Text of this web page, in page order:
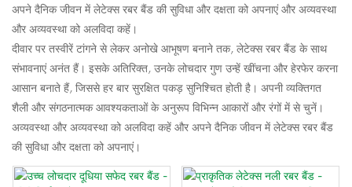
अपने दैनिक जीवन में लेटेक्स रबर बैंड की सुविधा और दक्षता को अपनाएं और अव्यवस्था
और अव्यवस्था को अलविदा कहें।
दीवार पर तस्वीरें टांगने से लेकर अनोखे आभूषण बनाने तक, लेटेक्स रबर बैंड के साथ
संभावनाएं अनंत हैं। इसके अतिरिक्त, उनके लोचदार गुण उन्हें खींचना और हेरफेर करना
आसान बनाते हैं, जिससे हर बार सुरक्षित पकड़ सुनिश्चित होती है। अपनी व्यक्तिगत
शैली और संगठनात्मक आवश्यकताओं के अनुरूप विभिन्न आकारों और रंगों में से चुनें।
अव्यवस्था और अव्यवस्था को अलविदा कहें और अपने दैनिक जीवन में लेटेक्स रबर बैंड
की सुविधा और दक्षता को अपनाएं।